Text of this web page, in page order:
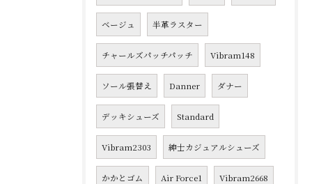
ベージュ 半革ラスター
チャールズパッチパッチ Vibram148
ソール張替え Danner ダナー
デッキシューズ Standard
Vibram2303 紳士カジュアルシューズ
かかとゴム Air Force1 Vibram2668